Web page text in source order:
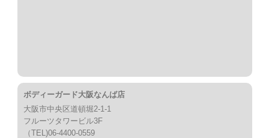
ボディーガード大阪なんば店
大阪市中央区道頓堀2-1-1
フルーツタワービル3F
（TEL)06-4400-0559